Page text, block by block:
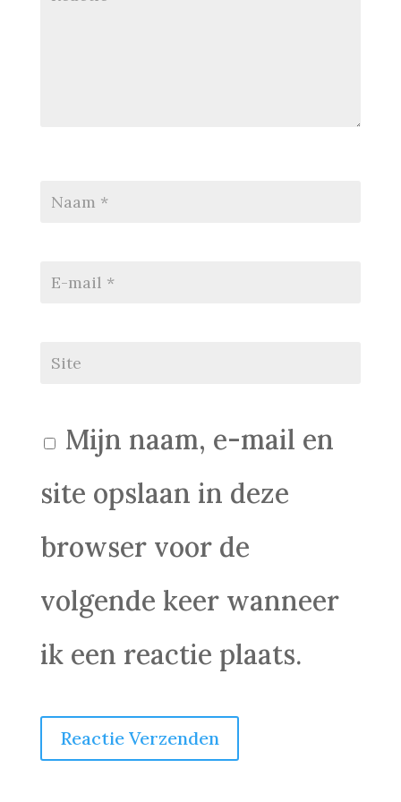
Mijn naam, e-mail en
site opslaan in deze
browser voor de
volgende keer wanneer
ik een reactie plaats.
Reactie Verzenden